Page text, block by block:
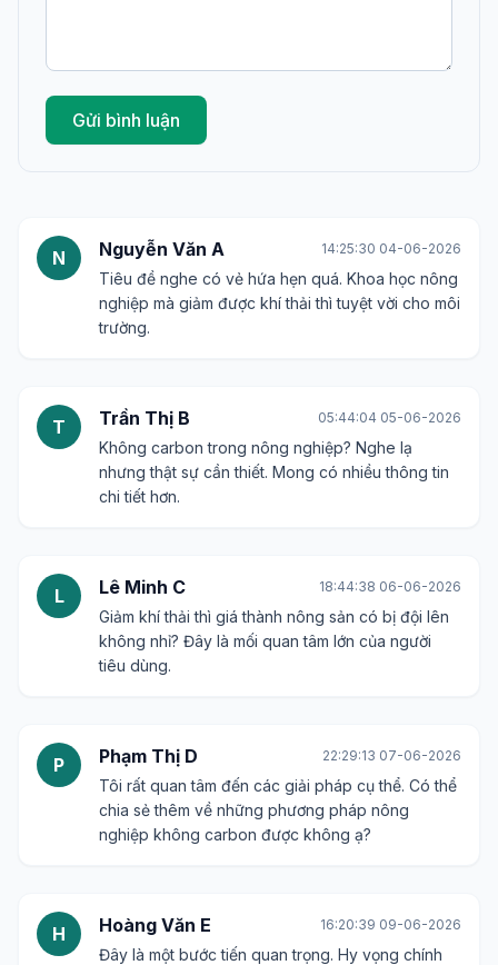
Gửi bình luận
N Nguyễn Văn A 14:25:30 04-06-2026
Tiêu đề nghe có vẻ hứa hẹn quá. Khoa học nông
nghiệp mà giảm được khí thải thì tuyệt vời cho môi
trường.
T Trần Thị B 05:44:04 05-06-2026
Không carbon trong nông nghiệp? Nghe lạ
nhưng thật sự cần thiết. Mong có nhiều thông tin
chi tiết hơn.
L Lê Minh C 18:44:38 06-06-2026
Giảm khí thải thì giá thành nông sản có bị đội lên
không nhỉ? Đây là mối quan tâm lớn của người
tiêu dùng.
P Phạm Thị D 22:29:13 07-06-2026
Tôi rất quan tâm đến các giải pháp cụ thể. Có thể
chia sẻ thêm về những phương pháp nông
nghiệp không carbon được không ạ?
H Hoàng Văn E 16:20:39 09-06-2026
Đây là một bước tiến quan trọng. Hy vọng chính